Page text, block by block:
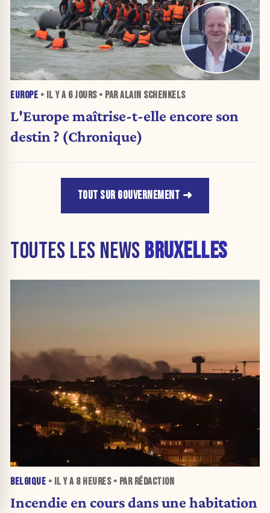
EUROPE • IL Y A 6 JOURS• PAR ALAIN SCHENKELS
L'Europe maîtrise-t-elle encore son
destin ? (Chronique)
TOUT SUR GOUVERNEMENT
TOUTES LES NEWS BRUXELLES
BELGIQUE • IL Y A 8 HEURES• PAR RÉDACTION
Incendie en cours dans une habitation